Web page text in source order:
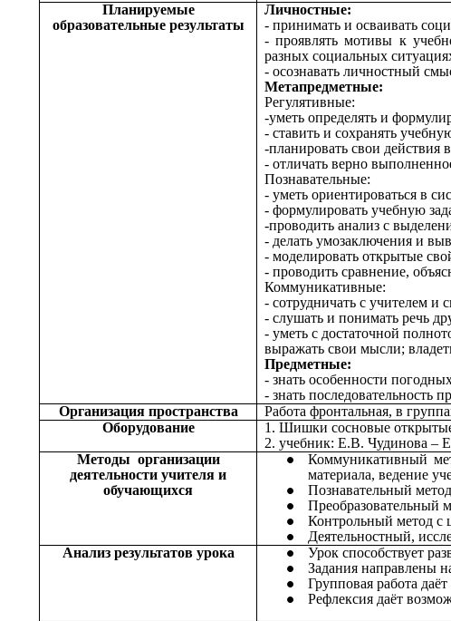
Планируемые
образовательные результаты
Личностные:
- принимать и осваивать
- проявлять мотивы к
разных социальных
- осознавать личностный
Метапредметные:
Регулятивные:
-уметь определять и
- ставить и сохранять
-планировать свои действия
- отличать верно
Познавательные:
- уметь ориентироваться в
- формулировать учебную
-проводить анализ с
- делать умозаключения и
- моделировать открытые
- проводить сравнение,
Коммуникативные:
- сотрудничать с учителем и
- слушать и понимать речь
- уметь с достаточной
выражать свои мысли;
Предметные:
- знать особенности
- знать последовательность
Организация пространства
Работа фронтальная, в
Оборудование
1. Шишки сосновые
2. учебник: Е.В. Чудинова –
Методы организации
деятельности учителя и
обучающихся
Коммуникативный
материала, ведение
Познавательный
Преобразовательный
Контрольный метод с
Деятельностный,
Анализ результатов урока
Урок способствует
Задания направлены
Групповая работа
Рефлексия даёт